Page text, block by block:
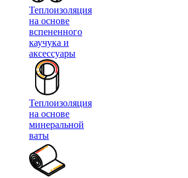
Теплоизоляция
на основе
вспененного
каучука и
аксессуары
Теплоизоляция
на основе
минеральной
ваты